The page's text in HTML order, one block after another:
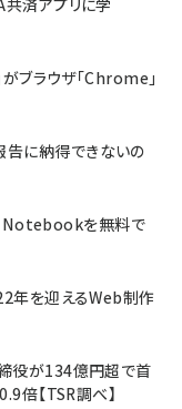
済アプリに学
ブラウザ「Chrome」
告に納得できないの
Notebookを無料で
年を迎えるWeb制作
役が134億円超で首
倍【TSR調べ】